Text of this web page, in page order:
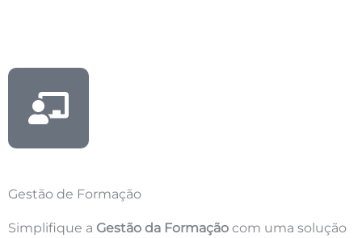
Gestão de Formação
Simplifique a Gestão da Formação com uma solução